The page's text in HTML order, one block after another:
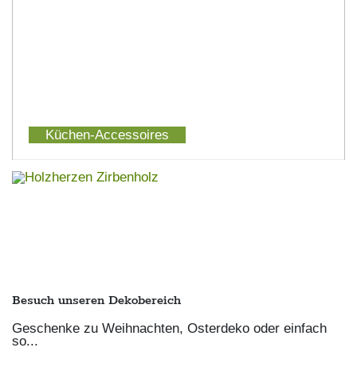
Küchen-Accessoires
Besuch unseren Dekobereich
Geschenke zu Weihnachten, Osterdeko oder einfach
so...